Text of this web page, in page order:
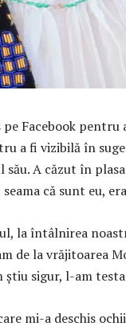
Facebook
a fi vizibilă în
A căzut în
că sunt eu,
la întâlnirea
de la vrăjitoarea
știu sigur, l-am
mi-a deschis